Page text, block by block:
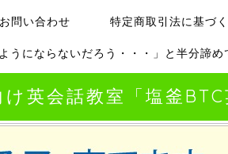
お問い合わせ 特定商取引法に基づ
うにならないだろう・・・」と半分諦
英会話教室「塩釜BTC